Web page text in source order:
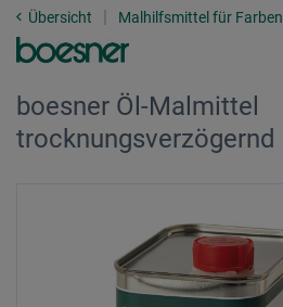
Übersicht Malhilfsmittel für Farben
boesner Öl-Malmittel
trocknungsverzögernd